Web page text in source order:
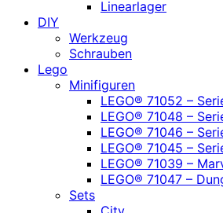
Linearlager
DIY
Werkzeug
Schrauben
Lego
Minifiguren
LEGO® 71052 –
LEGO® 71048 –
LEGO® 71046 –
LEGO® 71045 –
LEGO® 71039 –
LEGO® 71047 –
Sets